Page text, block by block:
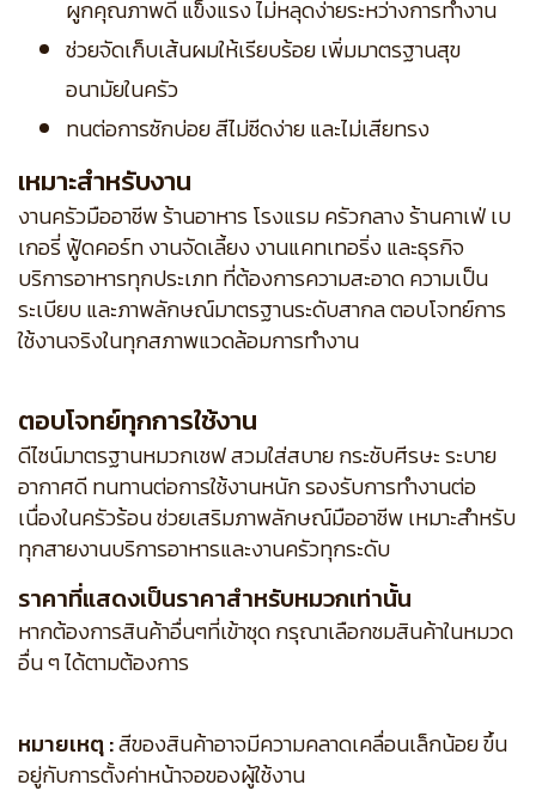
ผูกคุณภาพดี แข็งแรง ไม่หลุดง่ายระหว่างการทำงาน
ช่วยจัดเก็บเส้นผมให้เรียบร้อย เพิ่มมาตรฐานสุข
อนามัยในครัว
ทนต่อการซักบ่อย สีไม่ซีดง่าย และไม่เสียทรง
เหมาะสำหรับงาน
งานครัวมืออาชีพ ร้านอาหาร โรงแรม ครัวกลาง ร้านคาเฟ่ เบ
เกอรี่ ฟู้ดคอร์ท งานจัดเลี้ยง งานแคทเทอริ่ง และธุรกิจ
บริการอาหารทุกประเภท ที่ต้องการความสะอาด ความเป็น
ระเบียบ และภาพลักษณ์มาตรฐานระดับสากล ตอบโจทย์การ
ใช้งานจริงในทุกสภาพแวดล้อมการทำงาน
ตอบโจทย์ทุกการใช้งาน
ดีไซน์มาตรฐานหมวกเชฟ สวมใส่สบาย กระชับศีรษะ ระบาย
อากาศดี ทนทานต่อการใช้งานหนัก รองรับการทำงานต่อ
เนื่องในครัวร้อน ช่วยเสริมภาพลักษณ์มืออาชีพ เหมาะสำหรับ
ทุกสายงานบริการอาหารและงานครัวทุกระดับ
ราคาที่แสดงเป็นราคาสำหรับหมวกเท่านั้น
หากต้องการสินค้าอื่นๆที่เข้าชุด กรุณาเลือกชมสินค้าในหมวด
อื่น ๆ ได้ตามต้องการ
หมายเหตุ :สีของสินค้าอาจมีความคลาดเคลื่อนเล็กน้อย ขึ้น
อยู่กับการตั้งค่าหน้าจอของผู้ใช้งาน